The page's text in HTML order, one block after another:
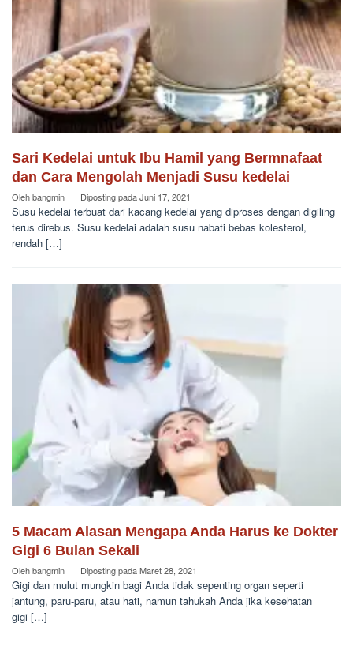
Sari Kedelai untuk Ibu Hamil yang Bermnafaat
dan Cara Mengolah Menjadi Susu kedelai
Olehbangmin Diposting padaJuni 17, 2021
Susu kedelai terbuat dari kacang kedelai yang diproses dengan digiling
terus direbus. Susu kedelai adalah susu nabati bebas kolesterol,
rendah […]
5 Macam Alasan Mengapa Anda Harus ke Dokter
Gigi 6 Bulan Sekali
Olehbangmin Diposting padaMaret 28, 2021
Gigi dan mulut mungkin bagi Anda tidak sepenting organ seperti
jantung, paru-paru, atau hati, namun tahukah Anda jika kesehatan
gigi […]